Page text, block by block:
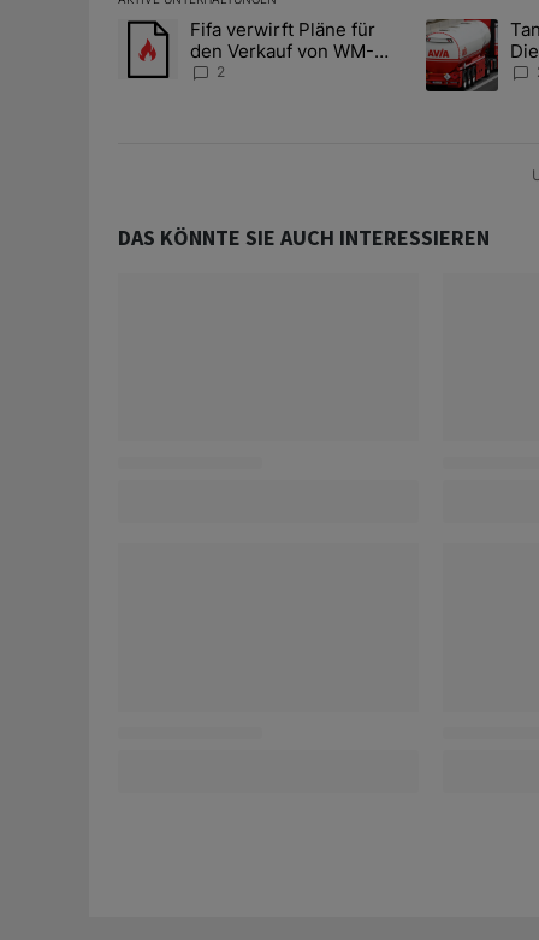
Das Folgende ist eine Liste der am meisten
Ein Trendartikel mit dem Titel "Fifa verwirft Pläne für
Fifa verwirft Pläne für
den Verkauf von WM-
Anteilen
2
Ein
DAS KÖNNTE SIE AUCH INTERESSIEREN